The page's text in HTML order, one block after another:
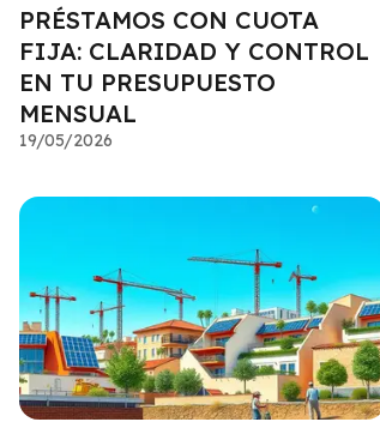
PRÉSTAMOS CON CUOTA
FIJA: CLARIDAD Y CONTROL
EN TU PRESUPUESTO
MENSUAL
19/05/2026